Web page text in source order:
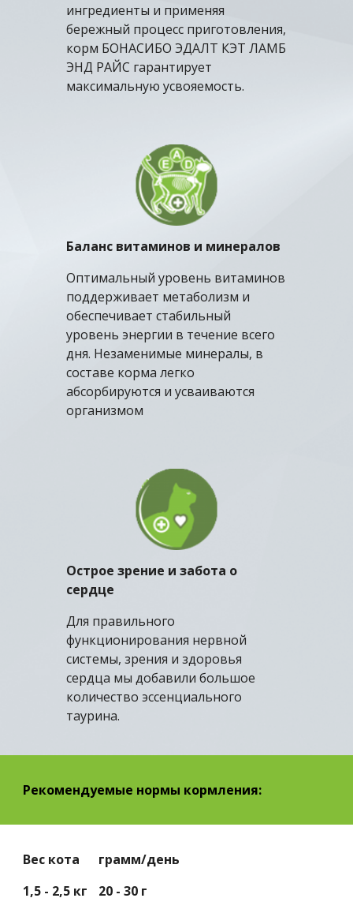
ингредиенты и применяя
бережный процесс приготовления,
корм БОНАСИБОЭДАЛТ КЭТЛАМБ
ЭНД РАЙС гарантирует
максимальную усвояемость.
Баланс витаминов и минералов
Оптимальный уровень витаминов
поддерживает метаболизм и
обеспечивает стабильный
уровень энергии в течение всего
дня. Незаменимые минералы, в
составе корма легко
абсорбируются и усваиваются
организмом
Острое зрение и забота о
сердце
Для правильного
функционирования нервной
системы, зрения и здоровья
сердца мы добавили большое
количество эссенциального
таурина.
Рекомендуемые нормы кормления:
Вес кота
грамм/день
1,5 - 2,5 кг
20 - 30 г